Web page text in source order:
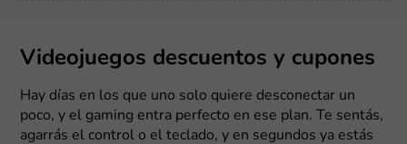
Videojuegos descuentos y cupones
Hay días en los que uno solo quiere desconectar un
poco, y el gaming entra perfecto en ese plan. Te sentás,
agarrás el control o el teclado, y en segundos ya estás